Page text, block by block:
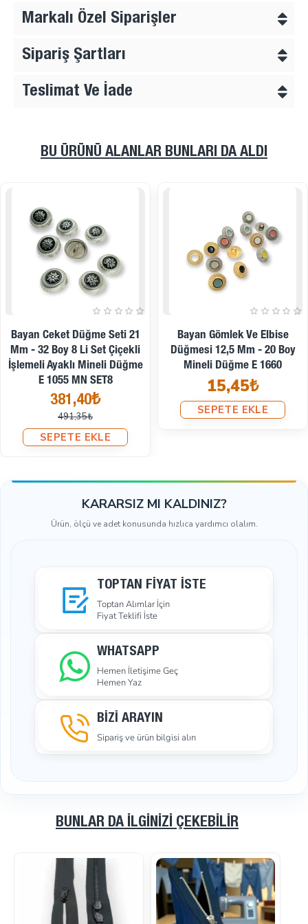
Markalı Özel Siparişler
Sipariş Şartları
Teslimat Ve İade
BU ÜRÜNÜ ALANLAR BUNLARI DA ALDI
İndirimde
Düğme Seti 14 Lü Ceket
Blazer Kaban Düğmesi E 117
SET14
743,40₺
946,99₺
SEPETE EKLE
İndirimde
Düğme Seti 6 Lı Ceket Blazer
Kaban Düğmesi 20 Mm - 32
Boy E 117 SET6
505,35₺
439,49₺
SEPETE EKLE
KARARSIZ MI KALDINIZ?
Ürün, ölçü ve adet konusunda hızlıca yardımcı olalım.
TOPTAN FIYAT İSTE
Toptan Alımlar İçin
Fiyat Teklifi İste
WHATSAPP
Hemen İletişime Geç
Hemen Yaz
BİZİ ARAYIN
Sipariş ve ürün bilgisi alın
BUNLAR DA İLGINIZI ÇEKEBILIR